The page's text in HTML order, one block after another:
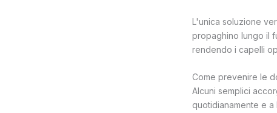
L'unica soluzione
propaghino lungo il
rendendo i capelli
Come prevenire le
Alcuni semplici
quotidianamente e